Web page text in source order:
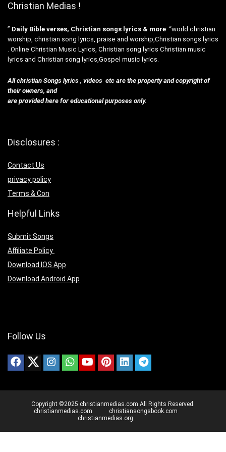
Christian Medias !
” Daily Bible verses, Christian songs lyrics & more “world christian
worship, christian song lyrics, praise and worship,Christian songs lyrics
. Online Christian Music Lyrics, Christian song lyrics Christian music
lyrics and Christian song lyrics,Gospel music lyrics.
All christian Songs lyrics , videos etc are the property and copyright of
their owners, and
are provided here for educational purposes only.
Disclosures :
Contact Us
privacy policy
Terms & Con
Helpful Links
Submit Songs
Affiliate Policy
Download IOS App
Download Android App
Follow Us
Copyright ©2025 christianmedias.com All Rights Reserved.
christianmedias.com
christiansongsbook.com
christianmedias.org